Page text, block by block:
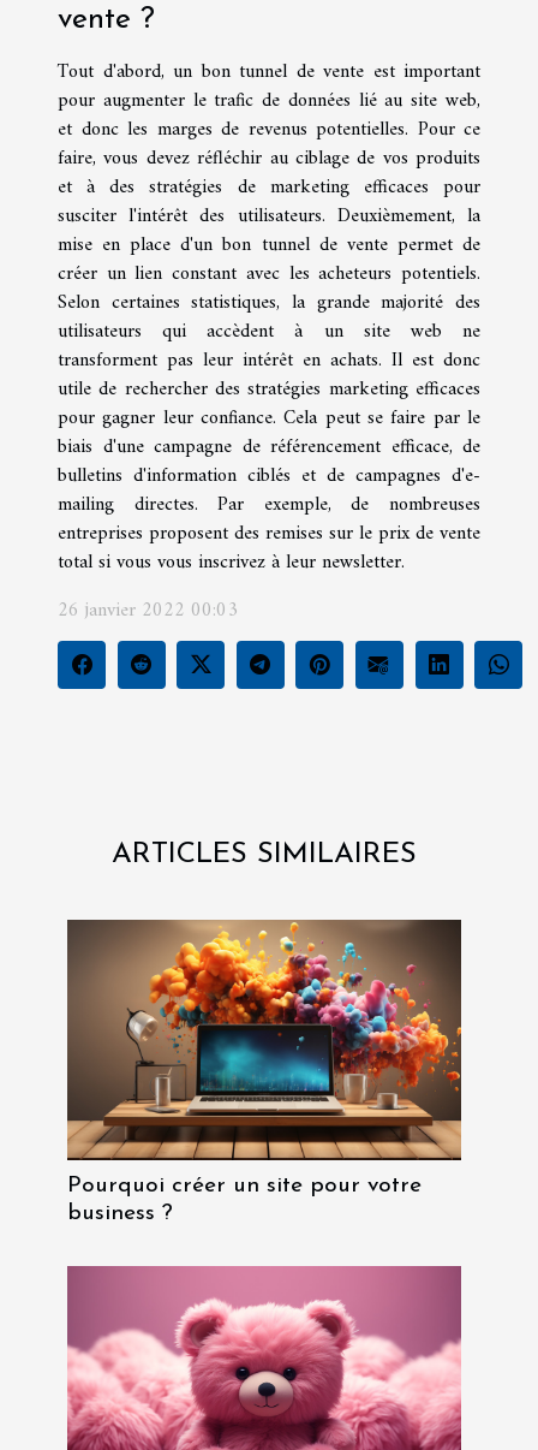
vente ?
Tout d'abord, un bon tunnel de vente est important
pour augmenter le trafic de données lié au site web,
et donc les marges de revenus potentielles. Pour ce
faire, vous devez réfléchir au ciblage de vos produits
et à des stratégies de marketing efficaces pour
susciter l'intérêt des utilisateurs. Deuxièmement, la
mise en place d'un bon tunnel de vente permet de
créer un lien constant avec les acheteurs potentiels.
Selon certaines statistiques, la grande majorité des
utilisateurs qui accèdent à un site web ne
transforment pas leur intérêt en achats. Il est donc
utile de rechercher des stratégies marketing efficaces
pour gagner leur confiance. Cela peut se faire par le
biais d'une campagne de référencement efficace, de
bulletins d'information ciblés et de campagnes d'e-
mailing directes. Par exemple, de nombreuses
entreprises proposent des remises sur le prix de vente
total si vous vous inscrivez à leur newsletter.
26 janvier 2022 00:03
ARTICLES SIMILAIRES
Pourquoi créer un site pour votre
business ?